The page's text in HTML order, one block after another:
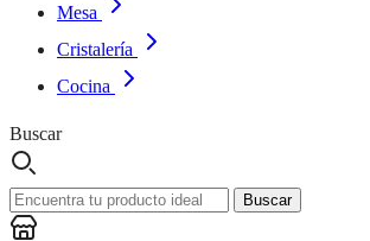
Mesa
Cristalería
Cocina
Buscar
Buscar